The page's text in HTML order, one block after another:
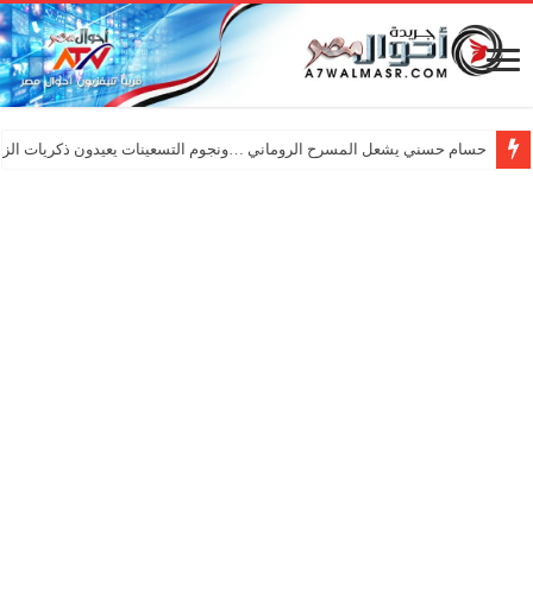
حسام حسني يشعل المسرح الروماني …ونجوم التسعينات يعيدون ذكريات